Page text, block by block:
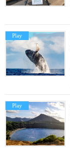
Play
Play